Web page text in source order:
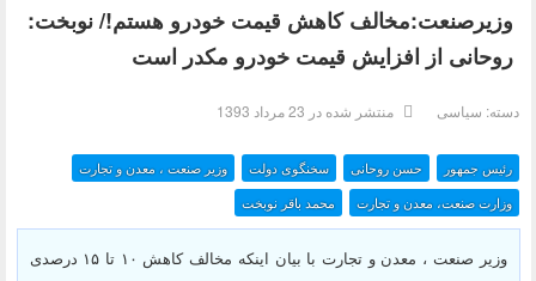
وزیر‌صنعت:مخالف کاهش قیمت‌ خودرو هستم!/ نوبخت:
روحانی از افزایش قیمت خودرو مکدر است
دسته: سیاسی منتشر شده در 23 مرداد 1393
رئیس جمهور حسن روحانی سخنگوی دولت
وزیر صنعت ، معدن و تجارت
محمد باقر نوبخت
وزارت صنعت، معدن و تجارت
وزیر صنعت ، معدن و تجارت با بیان اینکه مخالف کاهش ۱۰ تا ۱۵ درصدی